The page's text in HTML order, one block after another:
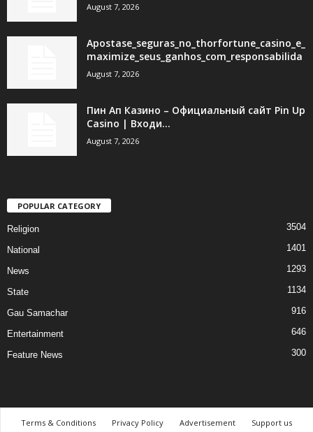
August 7, 2026
Apostase_seguras_no_thorfortune_casino_e_
maximize_seus_ganhos_com_responsabilida
August 7, 2026
Пин Ап Казино – Официальный сайт Pin Up
Casino | Входи...
August 7, 2026
POPULAR CATEGORY
Religion 3504
National 1401
News 1293
State 1134
Gau Samachar 916
Entertainment 646
Feature News 300
Terms & Conditions Privacy Policy Advertisement Support us